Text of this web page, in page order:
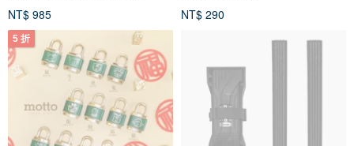
NT$ 985
NT$ 290
5 折